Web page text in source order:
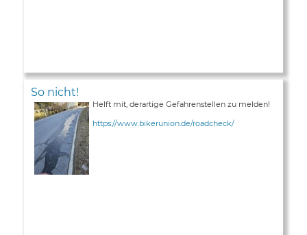
So nicht!
Helft mit, derartige Gefahrenstellen zu melden!
https://www.bikerunion.de/roadcheck/